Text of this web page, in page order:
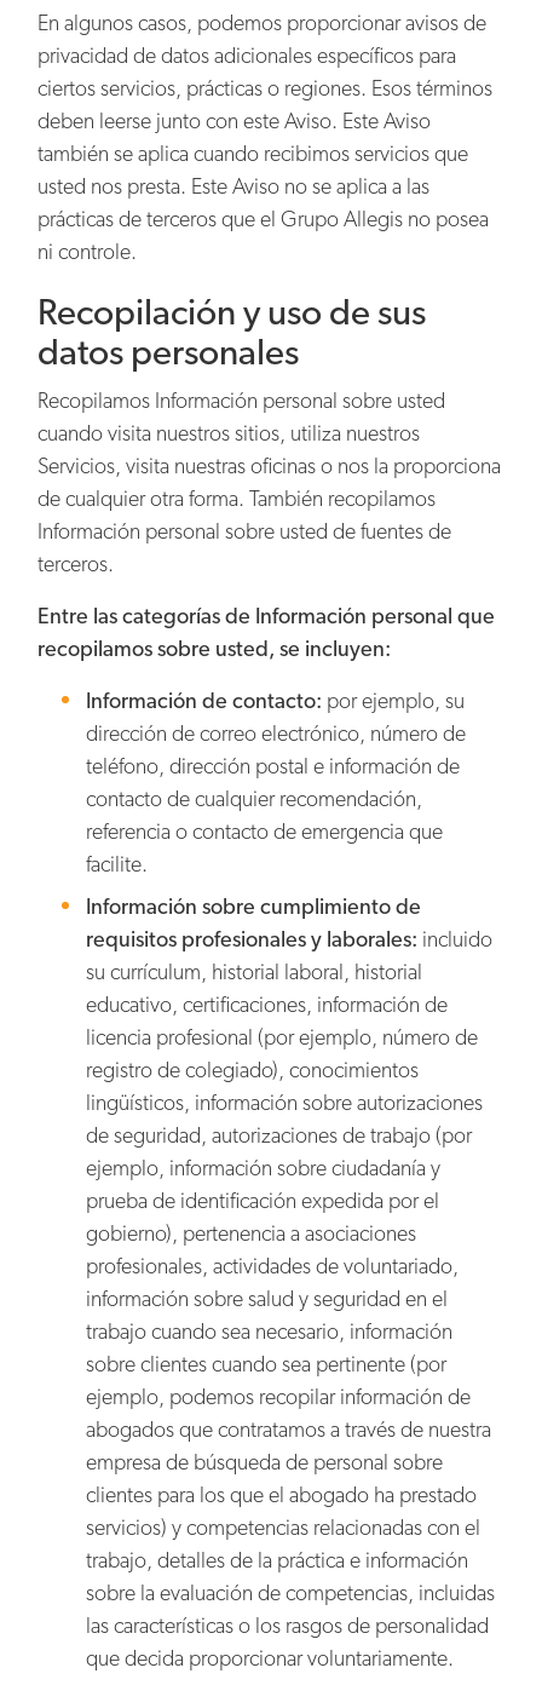
En algunos casos, podemos proporcionar avisos de
privacidad de datos adicionales específicos para
ciertos servicios, prácticas o regiones. Esos términos
deben leerse junto con este Aviso. Este Aviso
también se aplica cuando recibimos servicios que
usted nos presta. Este Aviso no se aplica a las
prácticas de terceros que el Grupo Allegis no posea
ni controle.
Recopilación y uso de sus
datos personales
Recopilamos Información personal sobre usted
cuando visita nuestros sitios, utiliza nuestros
Servicios, visita nuestras oficinas o nos la proporciona
de cualquier otra forma. También recopilamos
Información personal sobre usted de fuentes de
terceros.
Entre las categorías de Información personal que
recopilamos sobre usted, se incluyen:
Información de contacto: por ejemplo, su
dirección de correo electrónico, número de
teléfono, dirección postal e información de
contacto de cualquier recomendación,
referencia o contacto de emergencia que
facilite.
Información sobre cumplimiento de
requisitos profesionales y laborales: incluido
su currículum, historial laboral, historial
educativo, certificaciones, información de
licencia profesional (por ejemplo, número de
registro de colegiado), conocimientos
lingüísticos, información sobre autorizaciones
de seguridad, autorizaciones de trabajo (por
ejemplo, información sobre ciudadanía y
prueba de identificación expedida por el
gobierno), pertenencia a asociaciones
profesionales, actividades de voluntariado,
información sobre salud y seguridad en el
trabajo cuando sea necesario, información
sobre clientes cuando sea pertinente (por
ejemplo, podemos recopilar información de
abogados que contratamos a través de nuestra
empresa de búsqueda de personal sobre
clientes para los que el abogado ha prestado
servicios) y competencias relacionadas con el
trabajo, detalles de la práctica e información
sobre la evaluación de competencias, incluidas
las características o los rasgos de personalidad
que decida proporcionar voluntariamente.